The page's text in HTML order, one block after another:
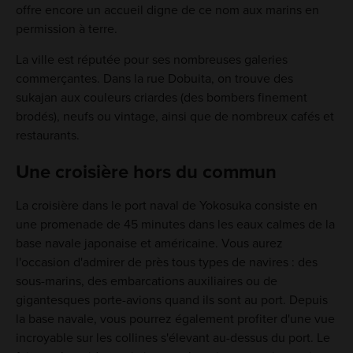
offre encore un accueil digne de ce nom aux marins en
permission à terre.
La ville est réputée pour ses nombreuses galeries
commerçantes. Dans la rue Dobuita, on trouve des
sukajan aux couleurs criardes (des bombers finement
brodés), neufs ou vintage, ainsi que de nombreux cafés et
restaurants.
Une croisière hors du commun
La croisière dans le port naval de Yokosuka consiste en
une promenade de 45 minutes dans les eaux calmes de la
base navale japonaise et américaine. Vous aurez
l'occasion d'admirer de près tous types de navires : des
sous-marins, des embarcations auxiliaires ou de
gigantesques porte-avions quand ils sont au port. Depuis
la base navale, vous pourrez également profiter d'une vue
incroyable sur les collines s'élevant au-dessus du port. Le